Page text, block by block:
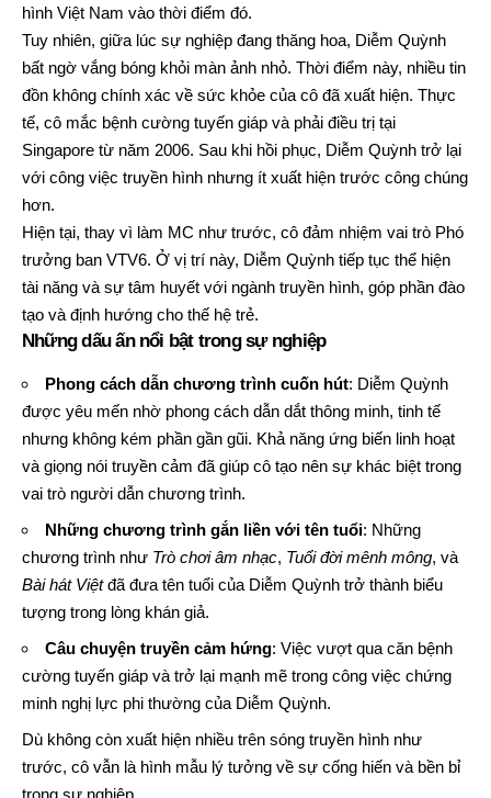
hình Việt Nam vào thời điểm đó.
Tuy nhiên, giữa lúc sự nghiệp đang thăng hoa, Diễm Quỳnh
bất ngờ vắng bóng khỏi màn ảnh nhỏ. Thời điểm này, nhiều tin
đồn không chính xác về sức khỏe của cô đã xuất hiện. Thực
tế, cô mắc bệnh cường tuyến giáp và phải điều trị tại
Singapore từ năm 2006. Sau khi hồi phục, Diễm Quỳnh trở lại
với công việc truyền hình nhưng ít xuất hiện trước công chúng
hơn.
Hiện tại, thay vì làm MC như trước, cô đảm nhiệm vai trò Phó
trưởng ban VTV6. Ở vị trí này, Diễm Quỳnh tiếp tục thể hiện
tài năng và sự tâm huyết với ngành truyền hình, góp phần đào
tạo và định hướng cho thế hệ trẻ.
Những dấu ấn nổi bật trong sự nghiệp
Phong cách dẫn chương trình cuốn hút: Diễm Quỳnh
được yêu mến nhờ phong cách dẫn dắt thông minh, tinh tế
nhưng không kém phần gần gũi. Khả năng ứng biến linh hoạt
và giọng nói truyền cảm đã giúp cô tạo nên sự khác biệt trong
vai trò người dẫn chương trình.
Những chương trình gắn liền với tên tuổi: Những
chương trình như Trò chơi âm nhạc, Tuổi đời mênh mông, và
Bài hát Việtđã đưa tên tuổi của Diễm Quỳnh trở thành biểu
tượng trong lòng khán giả.
Câu chuyện truyền cảm hứng: Việc vượt qua căn bệnh
cường tuyến giáp và trở lại mạnh mẽ trong công việc chứng
minh nghị lực phi thường của Diễm Quỳnh.
Dù không còn xuất hiện nhiều trên sóng truyền hình như
trước, cô vẫn là hình mẫu lý tưởng về sự cống hiến và bền bỉ
trong sự nghiệp.